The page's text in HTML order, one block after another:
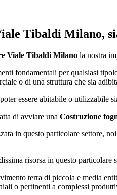
Tibaldi Milano,
Viale Tibaldi Milano la nostra
fondamentali per qualsiasi
o di una struttura che sia
essere abitabile o
di avviare una Costruzione
in questo particolare settore,
risorsa in questo
terra di piccola e media
o pertinenti a complessi